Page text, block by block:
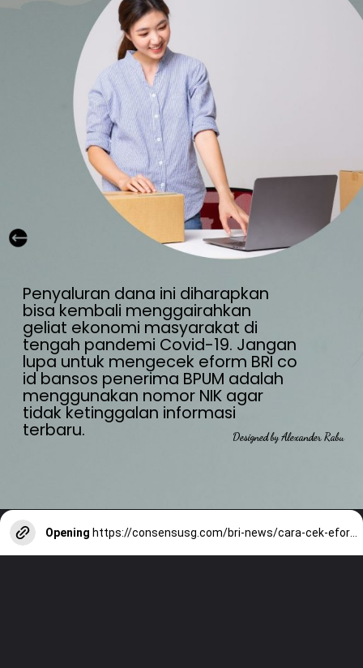
Penyaluran dana ini diharapkan
bisa kembali menggairahkan
geliat ekonomi masyarakat di
tengah pandemi Covid-19. Jangan
lupa untuk mengecek eform BRI co
id bansos penerima BPUM adalah
menggunakan nomor NIK agar
tidak ketinggalan informasi
terbaru. Designed by Alexander Rabu
Opening